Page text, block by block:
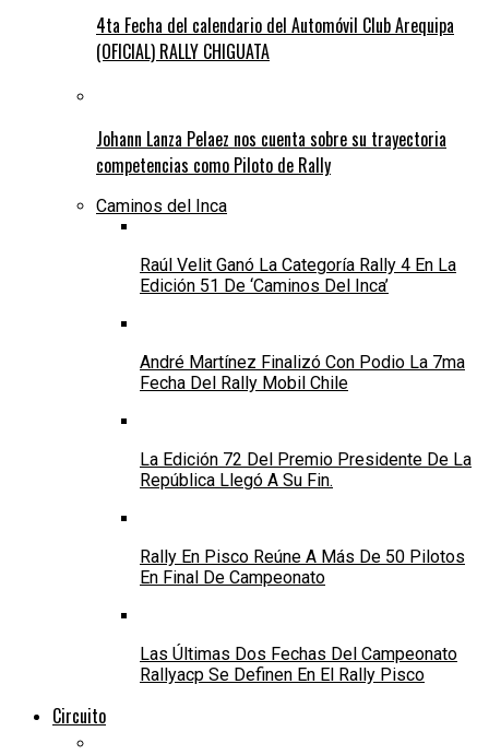
4ta Fecha del calendario del Automóvil Club Arequipa
(OFICIAL) RALLY CHIGUATA
Johann Lanza Pelaez nos cuenta sobre su trayectoria
competencias como Piloto de Rally
Caminos del Inca
Raúl Velit Ganó La Categoría Rally 4 En La
Edición 51 De ‘Caminos Del Inca’
André Martínez Finalizó Con Podio La 7ma
Fecha Del Rally Mobil Chile
La Edición 72 Del Premio Presidente De La
República Llegó A Su Fin.
Rally En Pisco Reúne A Más De 50 Pilotos
En Final De Campeonato
Las Últimas Dos Fechas Del Campeonato
Rallyacp Se Definen En El Rally Pisco
Circuito